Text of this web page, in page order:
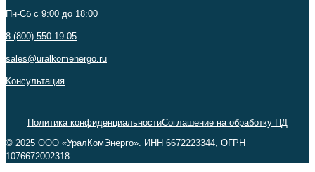
Пн-Сб c 9:00 до 18:00
8 (800) 550-19-05
sales@uralkomenergo.ru
Консультация
Политика конфиденциальностиСоглашение на обработку ПД
© 2025 ООО «УралКомЭнерго». ИНН 6672223344, ОГРН
1076672002318